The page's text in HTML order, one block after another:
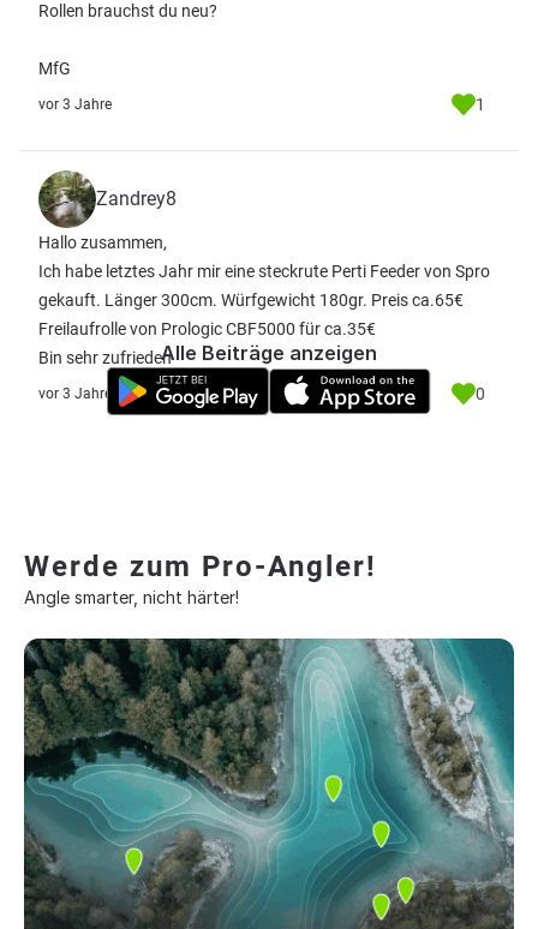
Rollen brauchst du neu?
MfG
vor 3 Jahre 1
Zandrey8
Hallo zusammen,
Ich habe letztes Jahr mir eine steckrute Perti Feeder von Spro
gekauft. Länger 300cm. Würfgewicht 180gr. Preis ca.65€
Freilaufrolle von Prologic CBF5000 für ca.35€
Bin sehr zufrieden
vor 3 Jahre 0
Alle Beiträge anzeigen
Werde zum Pro-Angler!
Angle smarter, nicht härter!